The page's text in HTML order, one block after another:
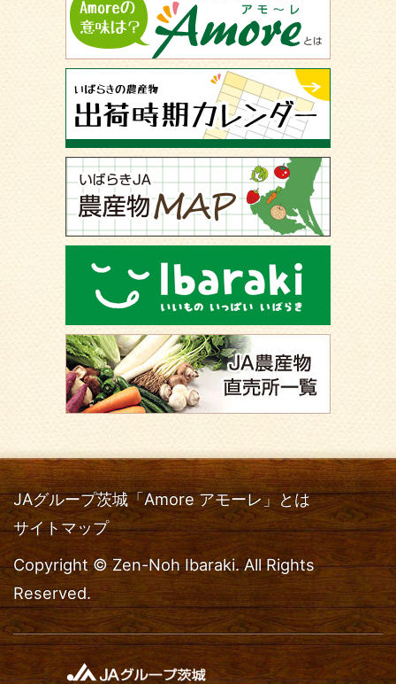
JAグループ茨城「Amore アモーレ」とは
サイトマップ
Copyright © Zen-Noh Ibaraki. All Rights
Reserved.